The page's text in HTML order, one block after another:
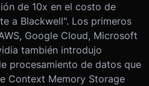
de 10x en el costo de
a Blackwell". Los primeros
Google Cloud, Microsoft
también introdujo
procesamiento de datos que
Context Memory Storage